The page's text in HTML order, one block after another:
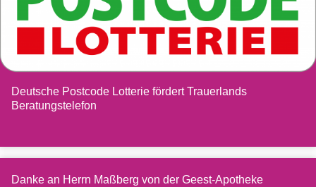
Deutsche Postcode Lotterie fördert Trauerlands
Beratungstelefon
Danke an Herrn Maßberg von der Geest-Apotheke